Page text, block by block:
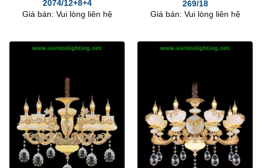
2074/12+8+4
Giá bán: Vui lòng liên hệ
269/18
Giá bán: Vui lòng liên hệ